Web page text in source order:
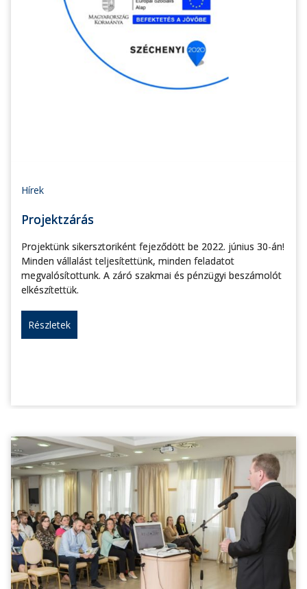
Hírek
Projektzárás
Projektünk sikersztoriként fejeződött be 2022. június 30-án!
Minden vállalást teljesítettünk, minden feladatot
megvalósítottunk. A záró szakmai és pénzügyi beszámolót
elkészítettük.
Részletek